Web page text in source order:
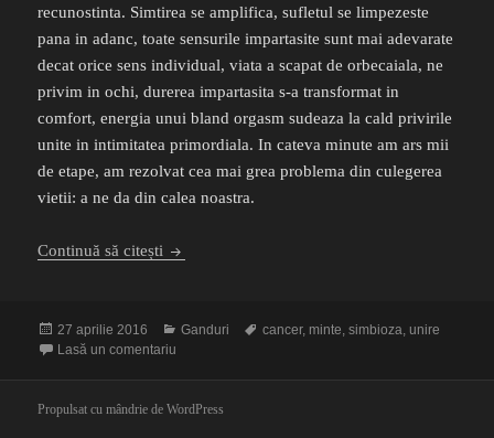
recunostinta. Simtirea se amplifica, sufletul se limpezeste
pana in adanc, toate sensurile impartasite sunt mai adevarate
decat orice sens individual, viata a scapat de orbecaiala, ne
privim in ochi, durerea impartasita s-a transformat in
comfort, energia unui bland orgasm sudeaza la cald privirile
unite in intimitatea primordiala. In cateva minute am ars mii
de etape, am rezolvat cea mai grea problema din culegerea
vietii: a ne da din calea noastra.
Continuă să citești Cura de biscuiti
Publicat
pe
27 aprilie 2016 Categorii
Ganduri Etichete
cancer, minte,simbioza,unire
Lasă un comentariu
Propulsat cu mândrie de WordPress